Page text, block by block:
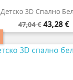
Детско 3D Спално
Редовна
цена
47,04 € Цена
43,28 €